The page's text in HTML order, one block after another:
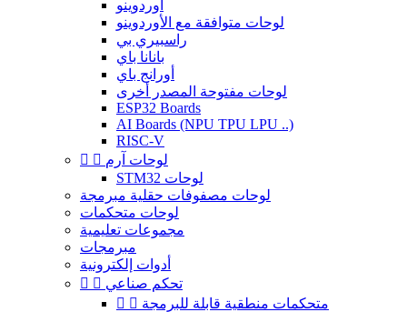
أوردوينو
لوحات متوافقة مع الأوردوينو
راسبيري بي
بانانا باي
أورانج باي
لوحات مفتوحة المصدر أخرى
ESP32 Boards
AI Boards (NPU TPU LPU ..)
RISC-V
  لوحات آرم
STM32 لوحات
لوحات مصفوفات حقلية مبرمجة
لوحات متحكمات
مجموعات تعليمية
مبرمجات
أدوات إلكترونية
  تحكم صناعي
  متحكمات منطقية قابلة للبرمجة